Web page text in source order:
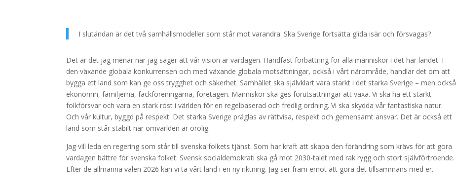
I slutändan är det två samhällsmodeller som står mot varandra. Ska Sverige fortsätta glida isär och försvagas?
Det är det jag menar när jag säger att vår vision är vardagen. Handfast förbättring för alla människor i det här landet. I
den växande globala konkurrensen och med växande globala motsättningar, också i vårt närområde, handlar det om att
bygga ett land som kan ge oss trygghet och säkerhet. Samhället ska självklart vara starkt i det starka Sverige – men också
ekonomin, familjerna, fackföreningarna, företagen. Människor ska ges förutsättningar att växa. Vi ska ha ett starkt
folkförsvar och vara en stark röst i världen för en regelbaserad och fredlig ordning. Vi ska skydda vår fantastiska natur.
Och vår kultur, byggd på respekt. Det starka Sverige präglas av rättvisa, respekt och gemensamt ansvar. Det är också ett
land som står stabilt när omvärlden är orolig.
Jag vill leda en regering som står till svenska folkets tjänst. Som har kraft att skapa den förändring som krävs för att göra
vardagen bättre för svenska folket. Svensk socialdemokrati ska gå mot 2030-talet med rak rygg och stort självförtroende.
Efter de allmänna valen 2026 kan vi ta vårt land i en ny riktning. Jag ser fram emot att göra det tillsammans med er.